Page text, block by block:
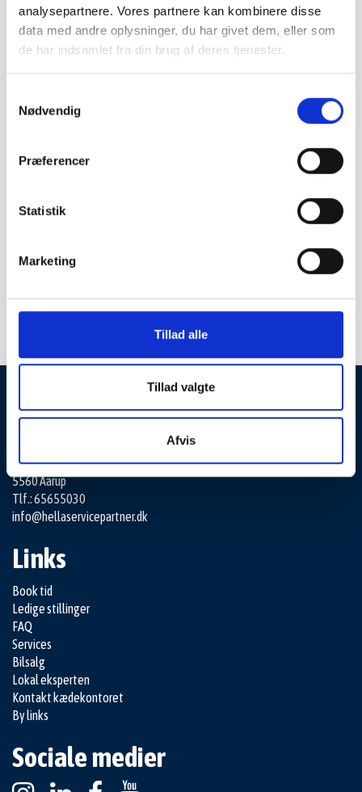
analysepartnere. Vores partnere kan kombinere disse
data med andre oplysninger, du har givet dem, eller som
de har indsamlet fra din brug af deres tjenester.
Nødvendig
Præferencer
Statistik
Marketing
Tillad alle
Tillad valgte
Afvis
Pris
0 kr. 1.000.000 kr.
HELLA SERVICE PARTNER
Gelstedvej 22
5560 Aarup
Tlf.: 65655030
info@hellaservicepartner.dk
Links
Book tid
Ledige stillinger
FAQ
Services
Bilsalg
Lokal eksperten
Kontakt kædekontoret
By links
Sociale medier